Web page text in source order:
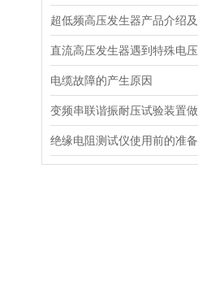
电缆故障的产生原因
绝缘电阻测试仪使用前的准备